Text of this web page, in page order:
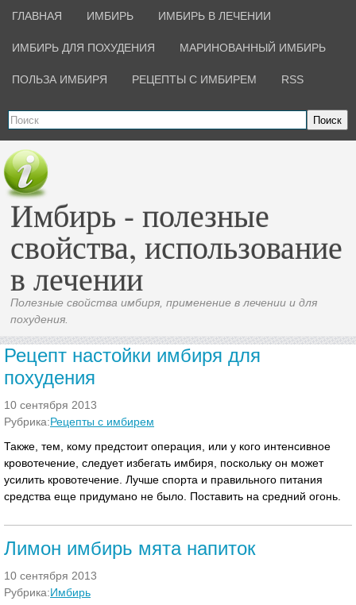
ГЛАВНАЯ ИМБИРЬ ИМБИРЬ В ЛЕЧЕНИИ
ИМБИРЬ ДЛЯ ПОХУДЕНИЯ МАРИНОВАННЫЙ ИМБИРЬ
ПОЛЬЗА ИМБИРЯ РЕЦЕПТЫ С ИМБИРЕМ RSS
Поиск
Имбирь - полезные
свойства, использование
в лечении
Полезные свойства имбиря, применение в лечении и для
похудения.
Рецепт настойки имбиря для
похудения
10 сентября 2013
Рубрика:Рецепты с имбирем
Также, тем, кому предстоит операция, или у кого интенсивное
кровотечение, следует избегать имбиря, поскольку он может
усилить кровотечение. Лучше спорта и правильного питания
средства еще придумано не было. Поставить на средний огонь.
Лимон имбирь мята напиток
10 сентября 2013
Рубрика:Имбирь